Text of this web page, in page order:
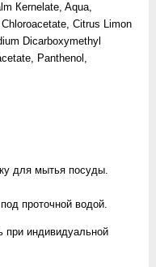
Кernelate, Aqua,
Citrus Limon
Dicarboxymethyl
Panthenol,
для мытья посуды.
проточной водой.
при индивидуальной